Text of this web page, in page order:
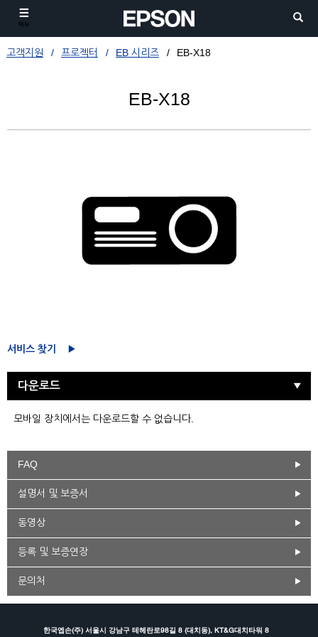
메뉴
고객지원 프로젝터 EB 시리즈 EB-X18
EB-X18
서비스 찾기
다운로드
모바일 장치에서는 다운로드할 수 없습니다.
FAQ
설명서 및 보증서
동영상
등록 및 보증연장
문의처
한국엡손(주) 서울시 강남구 테헤란로98길 8 (대치동), KT&G대치타워 8